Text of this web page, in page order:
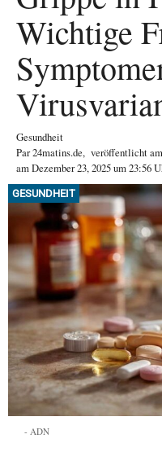
Wichtige
Gesundheit
Par24matins.de, veröffentlicht am
am Dezember 23, 2025 um 23:56
GESUNDHEIT
ADN